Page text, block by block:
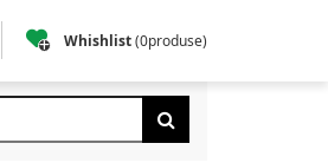
Whishlist(0produse)